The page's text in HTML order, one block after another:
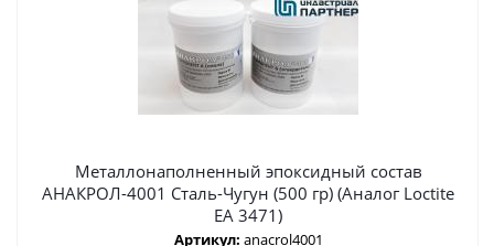
Металлонаполненный эпоксидный состав
АНАКРОЛ-4001 Сталь-Чугун (500 гр) (Аналог Loctite
EA 3471)
Артикул: anacrol4001